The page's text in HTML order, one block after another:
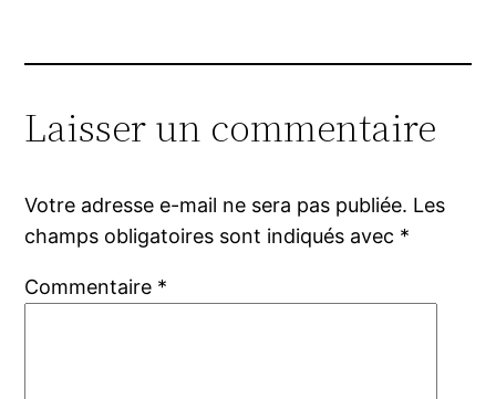
Laisser un commentaire
Votre adresse e-mail ne sera pas publiée. Les
champs obligatoires sont indiqués avec *
Commentaire *